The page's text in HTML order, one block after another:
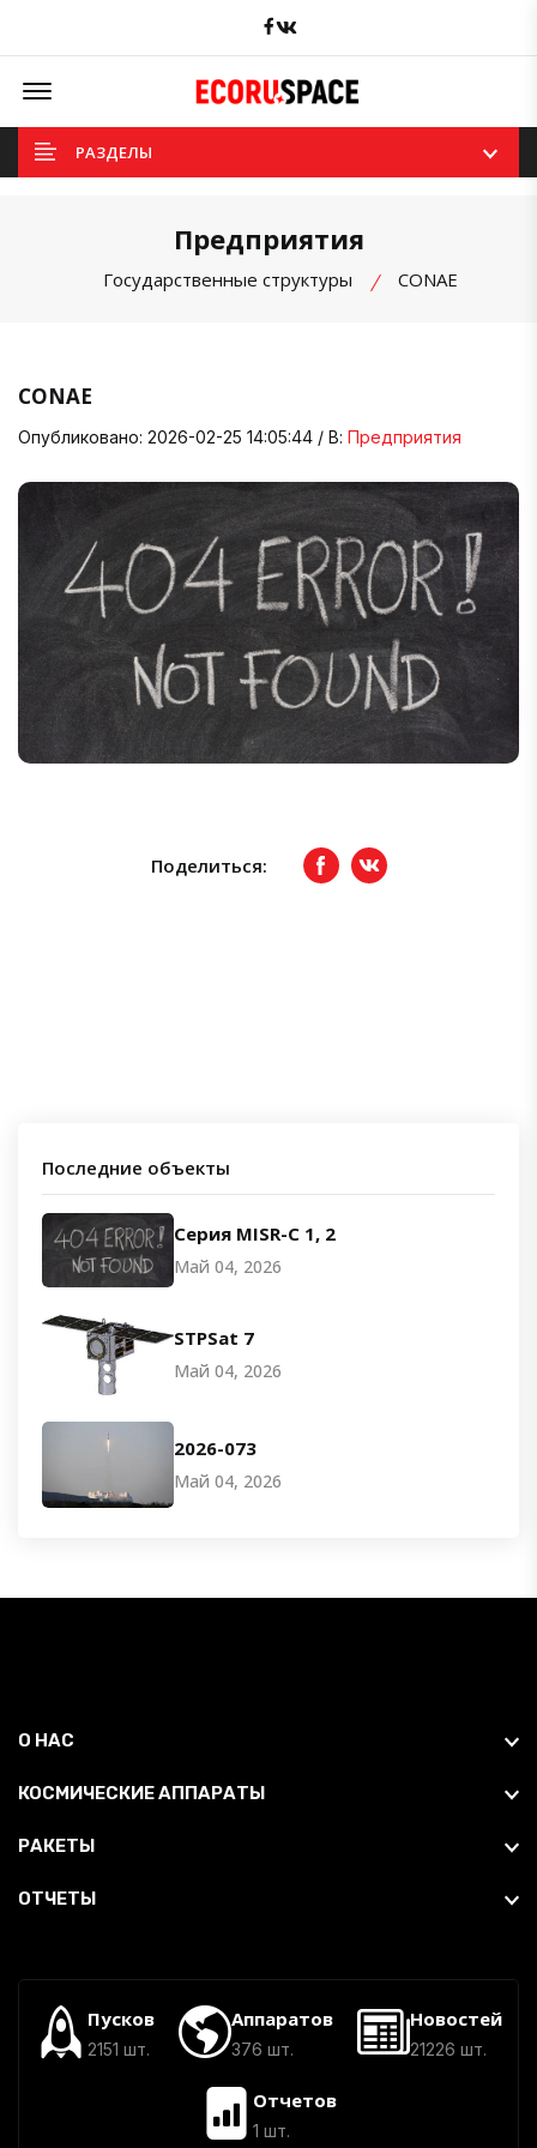
Facebook
Offcanvas Menu Open
РАЗДЕЛЫ
Предприятия
Государственные структуры CONAE
CONAE
Опубликовано: 2026-02-25 14:05:44 / В: Предприятия
Поделиться: FacebookвКонтакте
Последние объекты
Серия MISR-C 1, 2
Май 04, 2026
STPSat 7
Май 04, 2026
2026-073
Май 04, 2026
О НАС
КОСМИЧЕСКИЕ АППАРАТЫ
РАКЕТЫ
ОТЧЕТЫ
Пусков
2151 шт.
Аппаратов
376 шт.
Новостей
21226 шт.
Отчетов
1 шт.